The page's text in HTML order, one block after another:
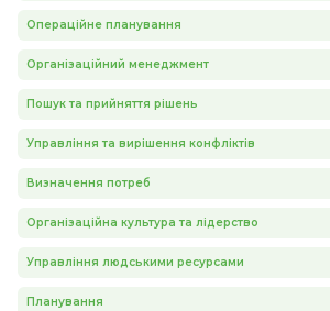
Операційне планування
Організаційний менеджмент
Пошук та прийняття рішень
Управління та вирішення конфліктів
Визначення потреб
Організаційна культура та лідерство
Управління людськими ресурсами
Планування